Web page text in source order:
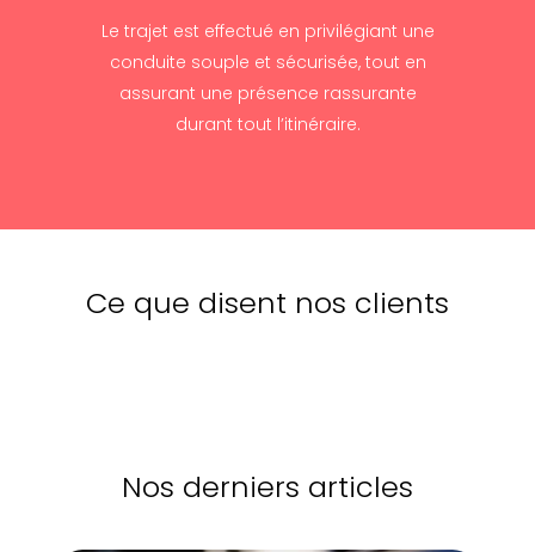
Le trajet est effectué en privilégiant une
conduite souple et sécurisée, tout en
assurant une présence rassurante
durant tout l’itinéraire.
Ce que disent nos clients
Nos derniers articles